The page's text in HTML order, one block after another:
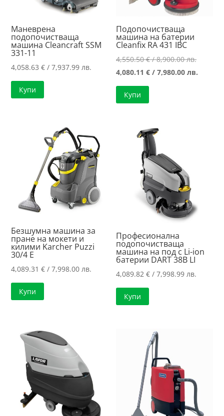
Маневрена
подопочистваща
машина Cleancraft SSM
331-11
4,058.63€ / 7,937.99 лв.
Купи
Подопочистваща
машина на батерии
Cleanfix RA 431 IBC
4,550.50€/ 8,900.00 лв.Original
price
4,080.11€ / 7,980.00 лв.
Купи
Безшумна машина за
пране на мокети и
килими Karcher Puzzi
30/4 E
4,089.31€ / 7,998.00 лв.
Купи
Професионална
подопочистваща
машина на под с Li-ion
батерии DART 38B LI
4,089.82€ / 7,998.99 лв.
Купи